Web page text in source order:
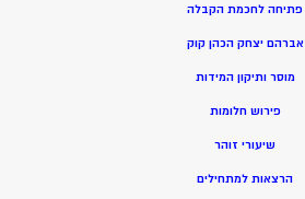
פתיחה לחכמת הקבלה
אברהם יצחק הכהן קוק
מוסר ותיקון המידות
פירוש חלומות
שיעורי זוהר
הרצאות למתחילים